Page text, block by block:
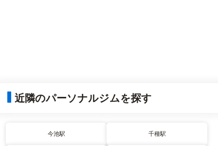
近隣のパーソナルジムを探す
今池駅 千種駅